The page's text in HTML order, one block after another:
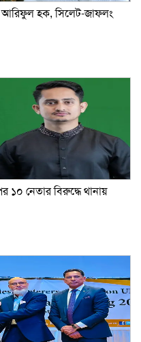
আরিফুল হক, সিলেট-জাফলং
১০ নেতার বিরুদ্ধে থানায়